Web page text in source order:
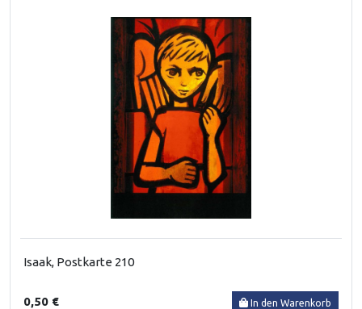
Isaak, Postkarte 210
0,50 € In den Warenkorb